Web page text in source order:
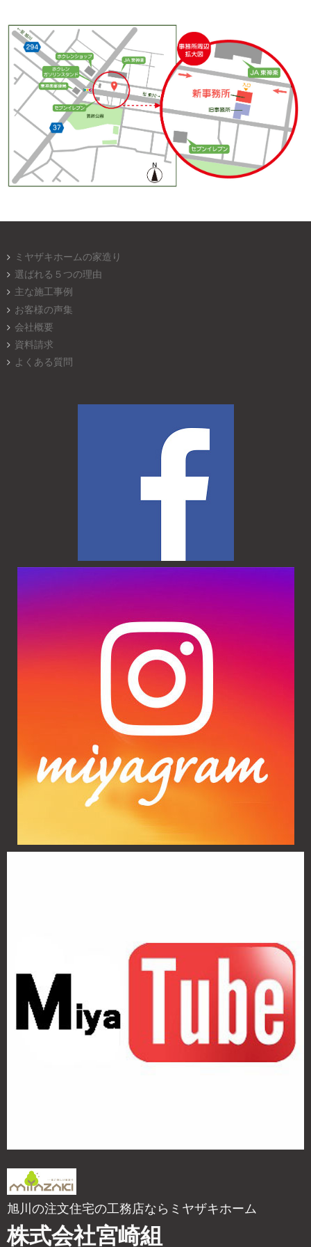
ミヤザキホームの家造り
選ばれる５つの理由
主な施工事例
お客様の声集
会社概要
資料請求
よくある質問
旭川の注文住宅の工務店ならミヤザキホーム
株式会社宮崎組